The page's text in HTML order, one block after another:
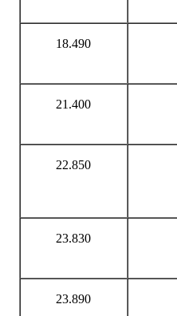
18.490
21.400
22.850
23.830
23.890